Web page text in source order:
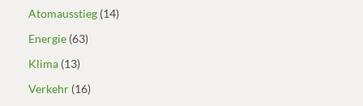
Atomausstieg (14)
Energie (63)
Klima (13)
Verkehr (16)